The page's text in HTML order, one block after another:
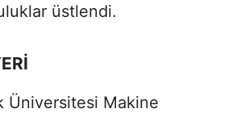
üstlendi.
Üniversitesi Makine